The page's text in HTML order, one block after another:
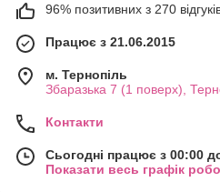
96% позитивних з 270
Працює з 21.06.2015
м. Тернопіль
Збаразька 7 (1 поверх),
Контакти
Сьогодні працює з 00:00
Показати весь графік